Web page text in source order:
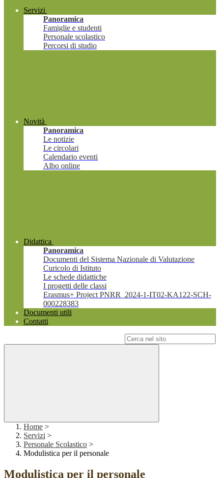
Servizi
Panoramica
Famiglie e studenti
Personale scolastico
Percorsi di studio
Novità
Panoramica
Le notizie
Le circolari
Calendario eventi
Albo online
Didattica
Panoramica
Documenti del Sistema Nazionale di Valutazione
Curicolo di Istituto
Le schede didattiche
I progetti delle classi
Erasmus+ Project PNRR_2024-1-IT02-KA122-SCH-
000228383
Documenti utili
Contatti
Home >
Servizi >
Personale Scolastico >
Modulistica per il personale
Modulistica per il personale